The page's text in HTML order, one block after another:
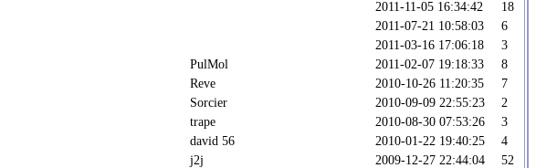
2011-11-05 16:34:42
18
2011-07-21 10:58:03
6
2011-03-16 17:06:18
3
PulMol 2011-02-07 19:18:33
8
Reve 2010-10-26 11:20:35
7
Sorcier 2010-09-09 22:55:23
2
trape 2010-08-30 07:53:26
3
david 56 2010-01-22 19:40:25
4
j2j 2009-12-27 22:44:04
52